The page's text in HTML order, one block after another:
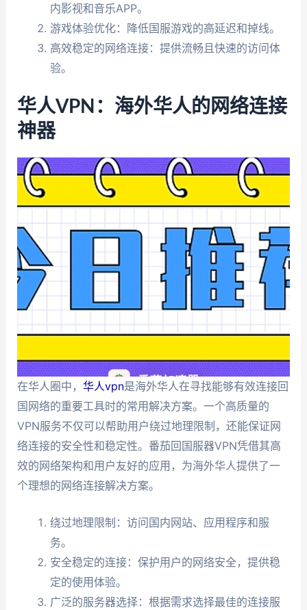
内影视和音乐APP。
游戏体验优化：降低国服游戏的高延迟和掉线。
高效稳定的网络连接：提供流畅且快速的访问体
验。
华人VPN：海外华人的网络连接
神器
在华人圈中， 华人vpn是海外华人在寻找能够有效连接回
国网络的重要工具时的常用解决方案。一个高质量的
VPN服务不仅可以帮助用户绕过地理限制，还能保证网
络连接的安全性和稳定性。番茄回国服器VPN凭借其高
效的网络架构和用户友好的应用，为海外华人提供了一
个理想的网络连接解决方案。
绕过地理限制：访问国内网站、应用程序和服
务。
安全稳定的连接：保护用户的网络安全，提供稳
定的使用体验。
广泛的服务器选择：根据需求选择最佳的连接服